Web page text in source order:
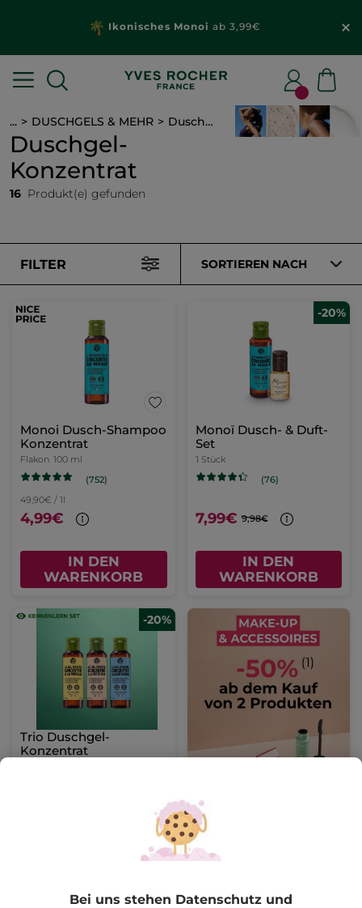
Ikonisches Monoi ab 3,99€
... DUSCHGELS & MEHR Duschgel-Konzentrat
Duschgel-
Konzentrat
16 Produkt(e) gefunden
FILTER SORTIEREN NACH
Monoi Dusch-Shampoo
Konzentrat
Flakon 100 ml
(752)
49,90€ / 1l
4,99€
IN DEN
WARENKORB
-20%
Monoï Dusch- & Duft-
Set
1 Stück
(76)
7,99€ 9,98€
IN DEN
WARENKORB
-20%
Trio Duschgel-
Konzentrat
Bei uns stehen Datenschutz und